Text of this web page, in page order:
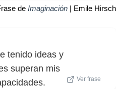
de Imaginación | Emile Hirsch
tenido ideas y
superan mis
Ver frase